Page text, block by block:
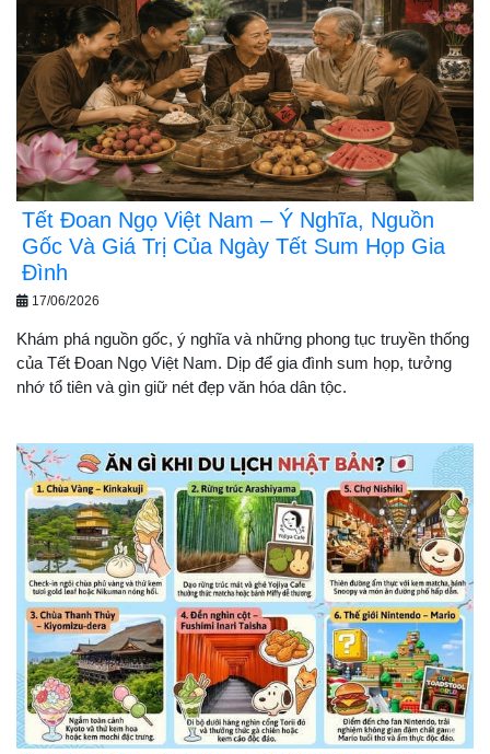
Tết Đoan Ngọ Việt Nam – Ý Nghĩa, Nguồn
Gốc Và Giá Trị Của Ngày Tết Sum Họp Gia
Đình
17/06/2026
Khám phá nguồn gốc, ý nghĩa và những phong tục truyền thống
của Tết Đoan Ngọ Việt Nam. Dịp để gia đình sum họp, tưởng
nhớ tổ tiên và gìn giữ nét đẹp văn hóa dân tộc.